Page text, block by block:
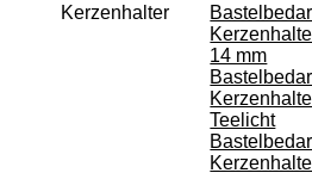
Schnitzwerkzeuge
Sockelbrettchen &
Spanschachtel
Kerzenhalter
14 mm
Teelicht